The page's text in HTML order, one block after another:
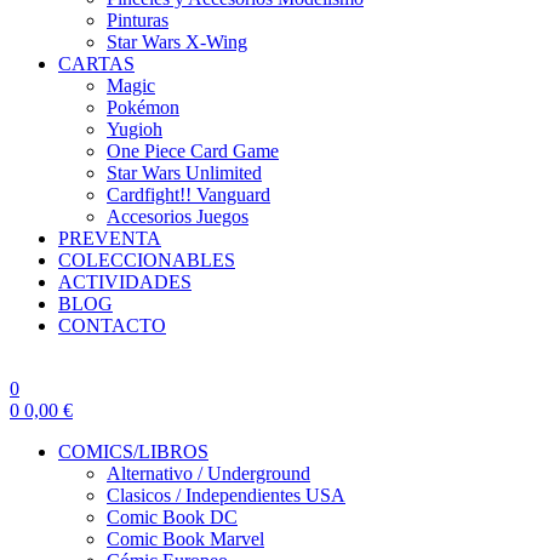
Pinturas
Star Wars X-Wing
CARTAS
Magic
Pokémon
Yugioh
One Piece Card Game
Star Wars Unlimited
Cardfight!! Vanguard
Accesorios Juegos
PREVENTA
COLECCIONABLES
ACTIVIDADES
BLOG
CONTACTO
0
0 0,00 €
COMICS/LIBROS
Alternativo / Underground
Clasicos / Independientes USA
Comic Book DC
Comic Book Marvel